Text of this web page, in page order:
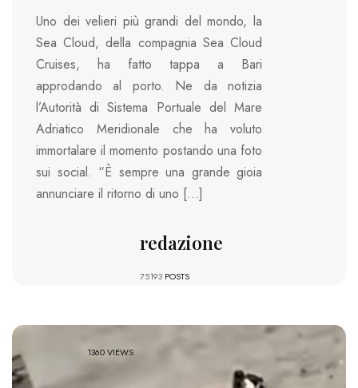
Uno dei velieri più grandi del mondo, la
Sea Cloud, della compagnia Sea Cloud
Cruises, ha fatto tappa a Bari
approdando al porto. Ne da notizia
l’Autorità di Sistema Portuale del Mare
Adriatico Meridionale che ha voluto
immortalare il momento postando una foto
sui social. “È sempre una grande gioia
annunciare il ritorno di uno […]
redazione
75193 POSTS
1360 VIEWS